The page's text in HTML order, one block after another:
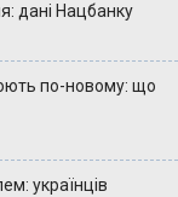
дані Нацбанку
по-новому: що
українців